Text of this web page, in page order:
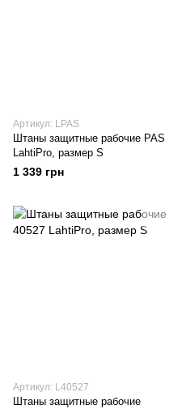
Артикул: LPAS
Штаны защитные рабочие PAS
LahtiPro, размер S
1 339 грн
Артикул: L40527
Штаны защитные рабочие